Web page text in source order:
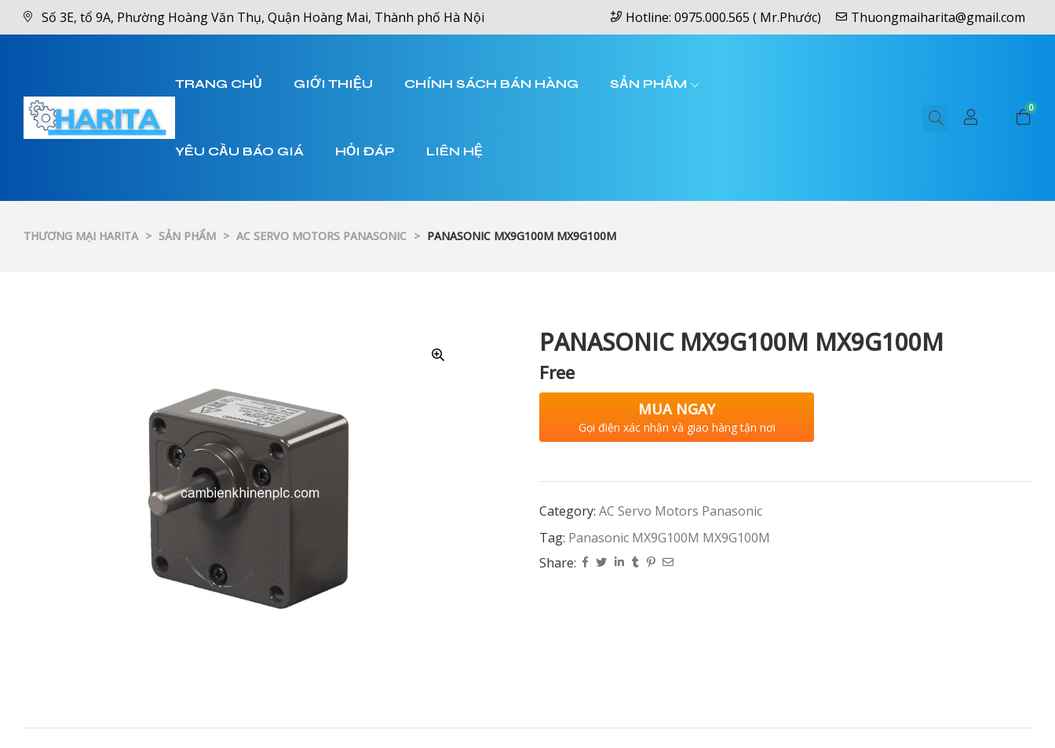
Số 3E, tổ 9A, Phường Hoàng Văn Thụ, Quận Hoàng Mai, Thành phố Hà Nội Hotline: 0975.000.565 ( Mr.Phước) Thuongmaiharita@gmail.com
TRANG CHỦ GIỚI THIỆU CHÍNH SÁCH BÁN HÀNG SẢN PHẨM
YÊU CẦU BÁO GIÁ HỎI ĐÁP LIÊN HỆ
0
THƯƠNG MẠI HARITA > SẢN PHẨM > AC SERVO MOTORS PANASONIC > PANASONIC MX9G100M MX9G100M
PANASONIC MX9G100M MX9G100M
Free
MUA NGAY
Gọi điện xác nhận và giao hàng tận nơi
Category: AC Servo Motors Panasonic
Tag: Panasonic MX9G100M MX9G100M
Share: